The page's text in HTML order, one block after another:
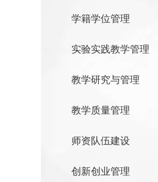
学籍学位管理
实验实践教学管理
教学研究与管理
教学质量管理
师资队伍建设
创新创业管理